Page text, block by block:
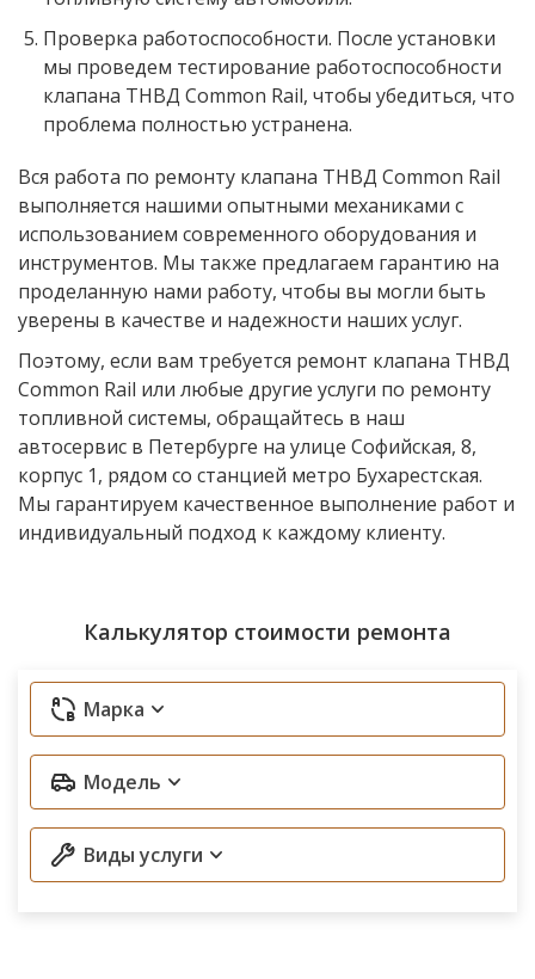
Проверка работоспособности. После установки
мы проведем тестирование работоспособности
клапана ТНВД Common Rail, чтобы убедиться, что
проблема полностью устранена.
Вся работа по ремонту клапана ТНВД Common Rail
выполняется нашими опытными механиками с
использованием современного оборудования и
инструментов. Мы также предлагаем гарантию на
проделанную нами работу, чтобы вы могли быть
уверены в качестве и надежности наших услуг.
Поэтому, если вам требуется ремонт клапана ТНВД
Common Rail или любые другие услуги по ремонту
топливной системы, обращайтесь в наш
автосервис в Петербурге на улице Софийская, 8,
корпус 1, рядом со станцией метро Бухарестская.
Мы гарантируем качественное выполнение работ и
индивидуальный подход к каждому клиенту.
Калькулятор стоимости ремонта
Марка
Модель
Виды услуги